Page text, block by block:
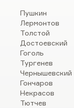
Пушкин
Лермонтов
Толстой
Достоевский
Гоголь
Тургенев
Чернышевский
Гончаров
Некрасов
Тютчев